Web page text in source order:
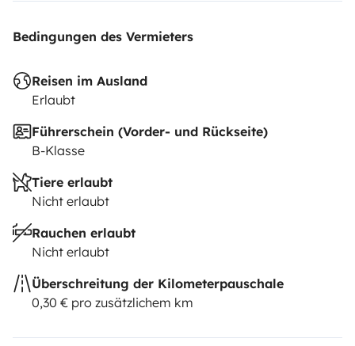
Bedingungen des Vermieters
Reisen im Ausland
Erlaubt
Führerschein (Vorder- und Rückseite)
B-Klasse
Tiere erlaubt
Nicht erlaubt
Rauchen erlaubt
Nicht erlaubt
Überschreitung der Kilometerpauschale
0,30 € pro zusätzlichem km